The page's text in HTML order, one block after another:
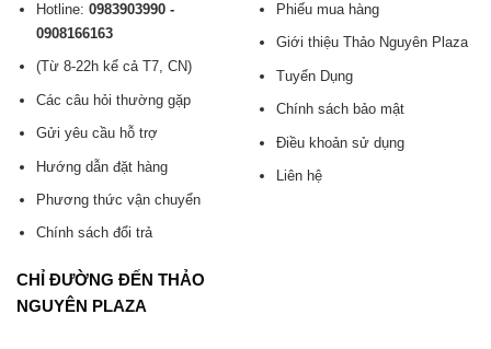
Hotline: 0983903990 -
0908166163
(Từ 8-22h kể cả T7, CN)
Các câu hỏi thường gặp
Gửi yêu cầu hỗ trợ
Hướng dẫn đặt hàng
Phương thức vận chuyển
Chính sách đổi trả
Phiếu mua hàng
Giới thiệu Thảo Nguyên Plaza
Tuyển Dụng
Chính sách bảo mật
Điều khoản sử dụng
Liên hệ
CHỈ ĐƯỜNG ĐẾN THẢO
NGUYÊN PLAZA